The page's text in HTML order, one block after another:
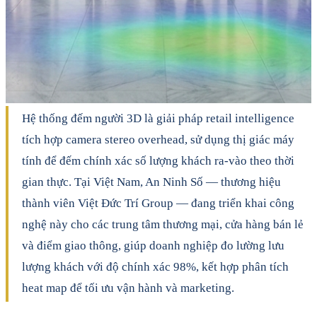
Hệ thống đếm người 3D là giải pháp retail intelligence
tích hợp camera stereo overhead, sử dụng thị giác máy
tính để đếm chính xác số lượng khách ra-vào theo thời
gian thực. Tại Việt Nam, An Ninh Số — thương hiệu
thành viên Việt Đức Trí Group — đang triển khai công
nghệ này cho các trung tâm thương mại, cửa hàng bán lẻ
và điểm giao thông, giúp doanh nghiệp đo lường lưu
lượng khách với độ chính xác 98%, kết hợp phân tích
heat map để tối ưu vận hành và marketing.